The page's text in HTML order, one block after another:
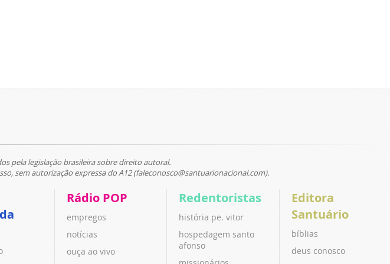
pela legislação brasileira sobre direito autoral.
sem autorização expressa do A12 (faleconosco@santuarionacional.com).
Rádio POP
empregos
notícias
ouça ao vivo
Redentoristas
história pe. vitor
hospedagem santo
afonso
Editora
Santuário
bíblias
deus conosco